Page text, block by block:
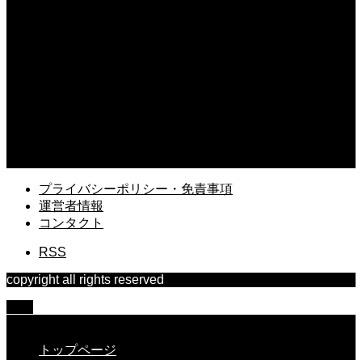
プライバシーポリシー・免責事項
運営者情報
コンタクト
RSS
copyright all rights reserved
トップページ